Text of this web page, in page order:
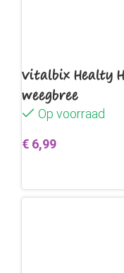
Vitalbix Healty
weegbree
Op voorraad
€ 6,99